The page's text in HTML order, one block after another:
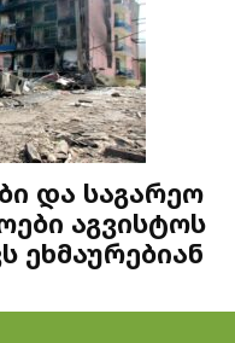
და საგარეო
აგვისტოს
ეხმაურებიან